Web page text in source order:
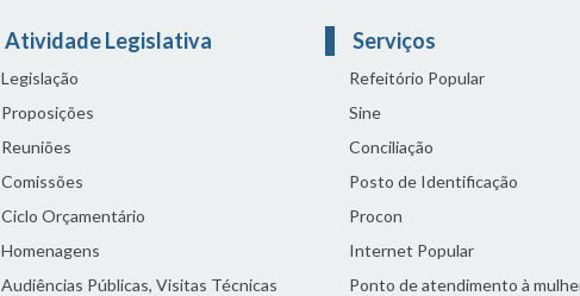
Atividade Legislativa
Legislação
Proposições
Reuniões
Comissões
Ciclo Orçamentário
Homenagens
Audiências Públicas, Visitas Técnicas
Serviços
Refeitório Popular
Sine
Conciliação
Posto de Identificação
Procon
Internet Popular
Ponto de atendimento à